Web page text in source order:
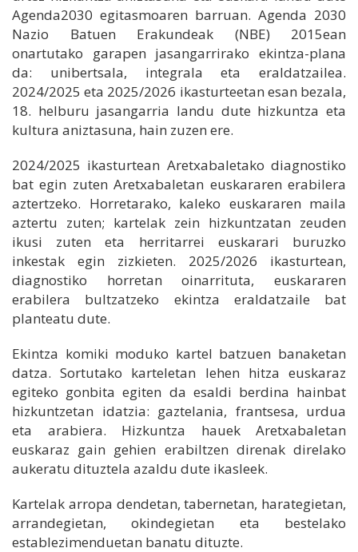
Agenda2030 egitasmoaren barruan. Agenda 2030
Nazio Batuen Erakundeak (NBE) 2015ean
onartutako garapen jasangarrirako ekintza-plana
da: unibertsala, integrala eta eraldatzailea.
2024/2025 eta 2025/2026 ikasturteetan esan bezala,
18. helburu jasangarria landu dute hizkuntza eta
kultura aniztasuna, hain zuzen ere.
2024/2025 ikasturtean Aretxabaletako diagnostiko
bat egin zuten Aretxabaletan euskararen erabilera
aztertzeko. Horretarako, kaleko euskararen maila
aztertu zuten; kartelak zein hizkuntzatan zeuden
ikusi zuten eta herritarrei euskarari buruzko
inkestak egin zizkieten. 2025/2026 ikasturtean,
diagnostiko horretan oinarrituta, euskararen
erabilera bultzatzeko ekintza eraldatzaile bat
planteatu dute.
Ekintza komiki moduko kartel batzuen banaketan
datza. Sortutako karteletan lehen hitza euskaraz
egiteko gonbita egiten da esaldi berdina hainbat
hizkuntzetan idatzia: gaztelania, frantsesa, urdua
eta arabiera. Hizkuntza hauek Aretxabaletan
euskaraz gain gehien erabiltzen direnak direlako
aukeratu dituztela azaldu dute ikasleek.
Kartelak arropa dendetan, tabernetan, harategietan,
arrandegietan, okindegietan eta bestelako
establezimenduetan banatu dituzte.